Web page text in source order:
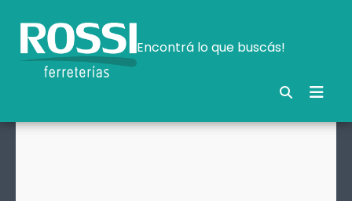
Encontrá lo que buscás!